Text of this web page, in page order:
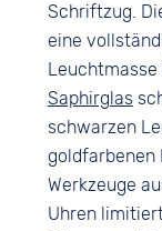
Schriftzug.
eine
Saphirglas
schwarzen
goldfarbenen
Werkzeuge
Uhren